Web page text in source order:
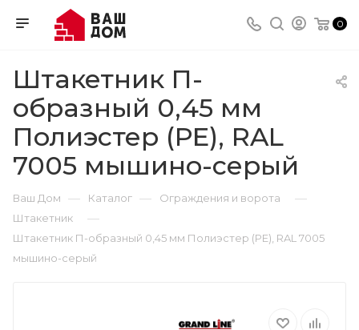
0
Штакетник П-
образный 0,45 мм
Полиэстер (РЕ), RAL
7005 мышино-серый
Ваш Дом — Каталог — Ограждения и ворота —
Штакетник —
Штакетник П-образный 0,45 мм Полиэстер (РЕ), RAL 7005
мышино-серый